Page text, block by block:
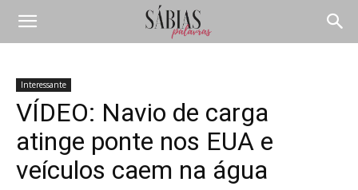
Interessante
VÍDEO: Navio de carga
atinge ponte nos EUA e
veículos caem na água